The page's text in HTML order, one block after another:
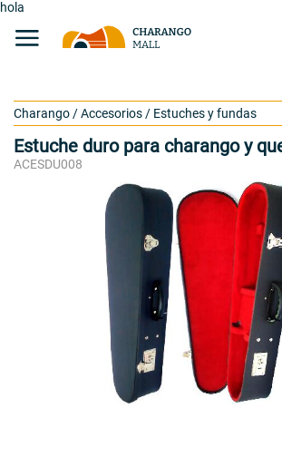
hola
Charango /Accesorios / Estuches y fundas
Estuche duro para charango y
ACESDU008